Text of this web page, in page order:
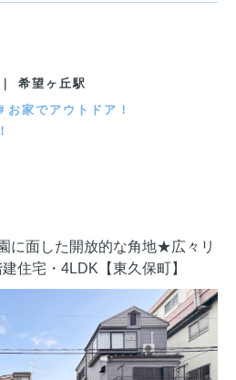
希望ヶ丘駅
お家でアウトドア！
に面した開放的な角地★広々リ
住宅・4LDK【東久保町】